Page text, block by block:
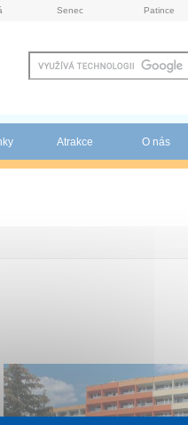
Senec Patince
Atrakce O nás